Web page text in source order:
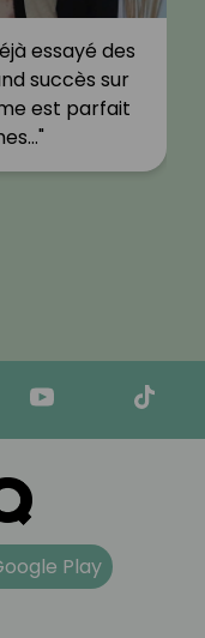
essayé des
succès sur
est parfait
Play